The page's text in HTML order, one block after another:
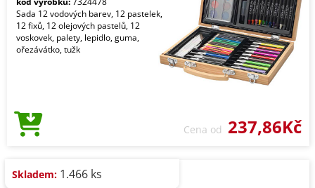
Sada 12 vodových barev, 12 pastelek,
12 fixů, 12 olejových pastelů, 12
voskovek, palety, lepidlo, guma,
ořezávátko, tužk
Cena od 237,86Kč
Skladem: 1.466 ks